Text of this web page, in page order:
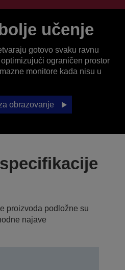
učenje
gotovo svaku ravnu
ograničen prostor
monitore kada nisu u
obrazovanje
proizvoda podložne su
najave